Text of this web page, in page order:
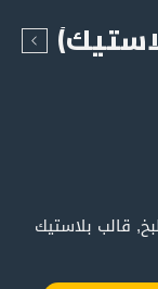
قالب بلاستيك